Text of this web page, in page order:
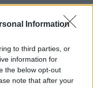
Information
to third parties, or
information for
the below opt-out
note that after your